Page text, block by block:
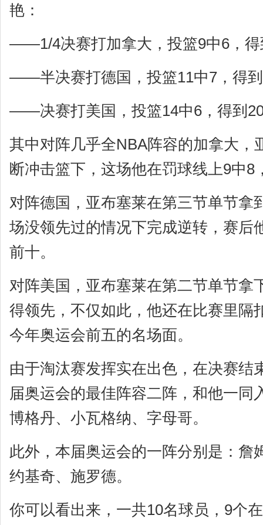
艳：
——1/4决赛打加拿大，投篮9中6，得
——半决赛打德国，投篮11中7，得
——决赛打美国，投篮14中6，得到
其中对阵几乎全NBA阵容的加拿大，
断冲击篮下，这场他在罚球线上9中8
对阵德国，亚布塞莱在第三节单节拿
场没领先过的情况下完成逆转，赛后
前十。
对阵美国，亚布塞莱在第二节单节拿
得领先，不仅如此，他还在比赛里隔
今年奥运会前五的名场面。
由于淘汰赛发挥实在出色，在决赛结
届奥运会的最佳阵容二阵，和他一同
博格丹、小瓦格纳、字母哥。
此外，本届奥运会的一阵分别是：詹
约基奇、施罗德。
你可以看出来，一共10名球员，9个